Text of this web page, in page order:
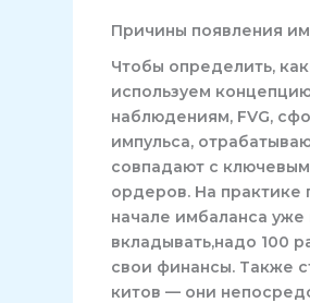
Причины появления
Чтобы определить,
используем
наблюдениям, FVG,
импульса,
совпадают с
ордеров. На практике
начале имбаланса
вкладывать,надо 100
свои финансы. Также
китов — они